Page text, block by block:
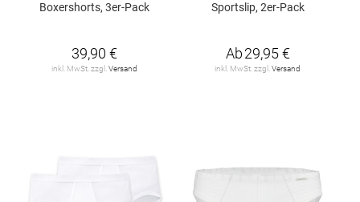
Boxershorts, 3er-Pack
39,90 €
inkl. MwSt. zzgl. Versand
Sportslip, 2er-Pack
Ab29,95 €
inkl. MwSt. zzgl. Versand